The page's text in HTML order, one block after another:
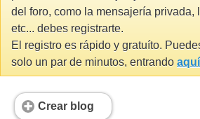
del foro, como la mensajería privada,
etc... debes registrarte.
El registro es rápido y gratuíto.
solo un par de minutos, entrando aquí
Crear blog